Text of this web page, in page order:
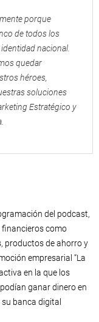
porque
de todos los
nacional.
quedar
héroes,
soluciones
Estratégico y
del podcast,
como
productos de ahorro y
empresarial “La
en la que los
ganar dinero en
banca digital